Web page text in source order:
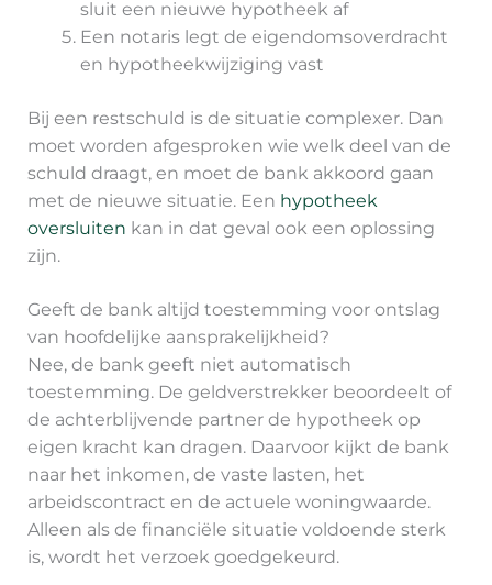
sluit een nieuwe hypotheek af
Een notaris legt de eigendomsoverdracht
en hypotheekwijziging vast
Bij een restschuld is de situatie complexer. Dan
moet worden afgesproken wie welk deel van de
schuld draagt, en moet de bank akkoord gaan
met de nieuwe situatie. Een hypotheek
oversluiten kan in dat geval ook een oplossing
zijn.
Geeft de bank altijd toestemming voor ontslag
van hoofdelijke aansprakelijkheid?
Nee, de bank geeft niet automatisch
toestemming. De geldverstrekker beoordeelt of
de achterblijvende partner de hypotheek op
eigen kracht kan dragen. Daarvoor kijkt de bank
naar het inkomen, de vaste lasten, het
arbeidscontract en de actuele woningwaarde.
Alleen als de financiële situatie voldoende sterk
is, wordt het verzoek goedgekeurd.